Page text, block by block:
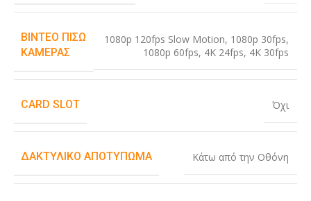
ΒΊΝΤΕΟ ΠΊΣΩ
ΚΆΜΕΡΑΣ
1080p 120fps Slow Motion, 1080p 30fps,
1080p 60fps, 4K 24fps, 4K 30fps
CARD SLOT Όχι
ΔΑΚΤΥΛΙΚΌ ΑΠΟΤΎΠΩΜΑ Κάτω από την Οθόνη